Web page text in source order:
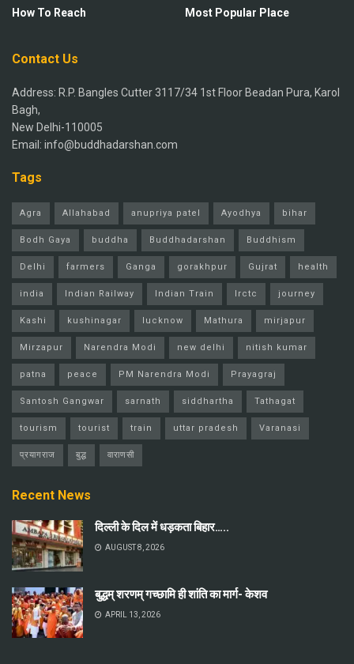
How To Reach
Most Popular Place
Contact Us
Address: R.P. Bangles Cutter 3117/34 1st Floor Beadan Pura, Karol
Bagh,
New Delhi-110005
Email: info@buddhadarshan.com
Tags
Agra Allahabad anupriya patel Ayodhya bihar
Bodh Gaya buddha Buddhadarshan Buddhism
Delhi farmers Ganga gorakhpur Gujrat health
india Indian Railway Indian Train Irctc journey
Kashi kushinagar lucknow Mathura mirjapur
Mirzapur Narendra Modi new delhi nitish kumar
patna peace PM Narendra Modi Prayagraj
Santosh Gangwar sarnath siddhartha Tathagat
tourism tourist train uttar pradesh Varanasi
प्रयागराज बुद्ध वाराणसी
Recent News
दिल्ली के दिल में धड़कता बिहार…..
AUGUST 8, 2026
बुद्धम् शरणम् गच्छामि ही शांति का मार्ग- केशव
APRIL 13, 2026